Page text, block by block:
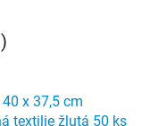
40 x 37,5 cm
textilie žlutá 50 ks